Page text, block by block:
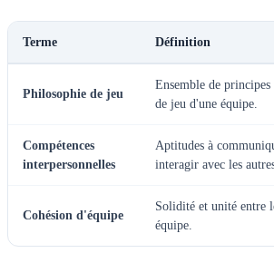
Terme Définition
Philosophie de jeu
Ensemble de
de jeu d'une équipe.
Compétences
interpersonnelles
Aptitudes à
interagir avec les
Cohésion d'équipe
Solidité et unité entre
équipe.